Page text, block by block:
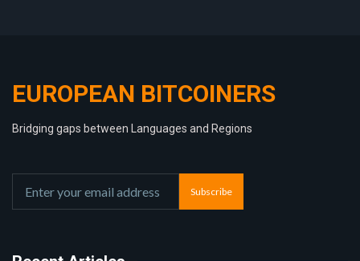
EUROPEAN BITCOINERS
Bridging gaps between Languages and Regions
Subscribe